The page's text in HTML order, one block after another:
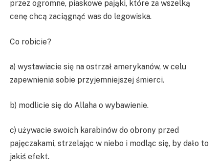
przez ogromne, piaskowe pająki, które za wszelką
cenę chcą zaciągnąć was do legowiska.
Co robicie?
a) wystawiacie się na ostrzał amerykanów, w celu
zapewnienia sobie przyjemniejszej śmierci.
b) modlicie się do Allaha o wybawienie.
c) używacie swoich karabinów do obrony przed
pajęczakami, strzelając w niebo i modląc się, by dało to
jakiś efekt.